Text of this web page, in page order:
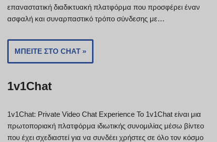
επαναστατική διαδικτυακή πλατφόρμα που προσφέρει έναν
ασφαλή και συναρπαστικό τρόπο σύνδεσης με…
ΜΠΕΊΤΕ ΣΤΟ CHAT »
1v1Chat
1v1Chat: Private Video Chat Experience Το 1v1Chat είναι μια
πρωτοποριακή πλατφόρμα ιδιωτικής συνομιλίας μέσω βίντεο
που έχει σχεδιαστεί για να συνδέει χρήστες σε όλο τον κόσμο